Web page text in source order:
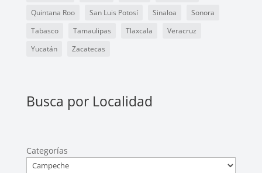
Quintana Roo
San Luis Potosí Sinaloa
Sonora
Tabasco
Tamaulipas Tlaxcala
Veracruz
Yucatán
Zacatecas
Busca por Localidad
Categorías